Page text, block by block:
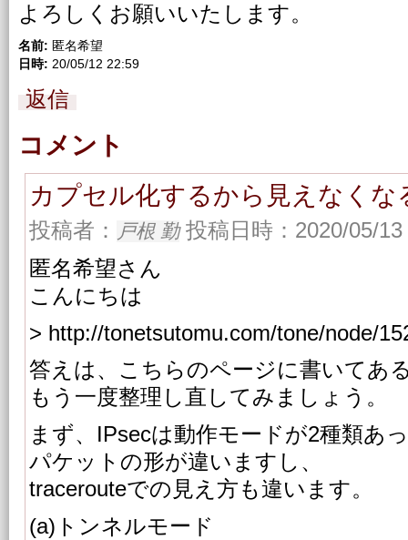
よろしくお願いいたします。
名前: 匿名希望
日時: 20/05/12 22:59
返信
コメント
カプセル化するから見えなくな
投稿者： 戸根 勤投稿日時：2020/05/13
匿名希望さん
こんにちは
> http://tonetsutomu.com/tone/node/
答えは、こちらのページに書いてあ
もう一度整理し直してみましょう。
まず、IPsecは動作モードが2種類あ
パケットの形が違いますし、
tracerouteでの見え方も違います。
(a)トンネルモード